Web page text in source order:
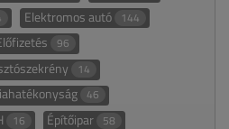
Elektromos autó 144
96
14
46
16 Építőipar 58